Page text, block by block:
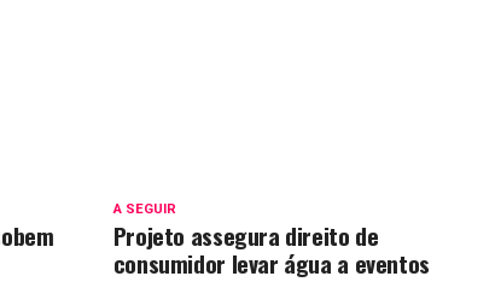
A SEGUIR
Projeto assegura direito de
consumidor levar água a eventos